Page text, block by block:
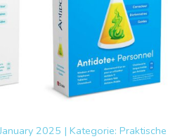
2025 | Kategorie: Praktische